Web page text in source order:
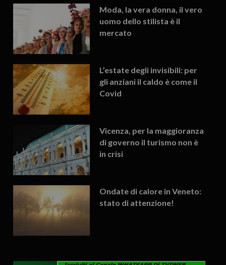
Moda, la vera donna, il vero
uomo dello stilista è il
mercato
L’estate degli invisibili: per
gli anziani il caldo è come il
Covid
Vicenza, per la maggioranza
di governo il turismo non è
in crisi
Ondate di calore in Veneto:
stato di attenzione!